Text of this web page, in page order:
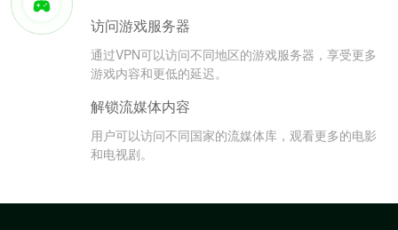
访问游戏服务器
通过VPN可以访问不同地区的游戏服务器，享受更多
游戏内容和更低的延迟。
解锁流媒体内容
用户可以访问不同国家的流媒体库，观看更多的电影
和电视剧。